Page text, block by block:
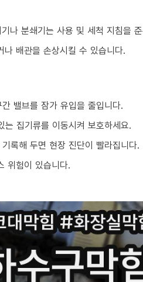
나 분쇄기는 사용 및 세척 지침을
배관을 손상시킬 수 있습니다.
밸브를 잠가 유입을 줄입니다.
집기류를 이동시켜 보호하세요.
록해 두면 현장 진단이 빨라집니다.
위험이 있습니다.